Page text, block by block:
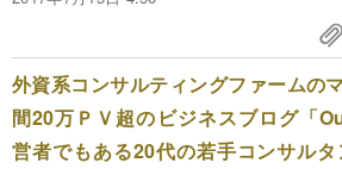
外資系コンサルティングファームの
間20万ＰＶ超のビジネスブログ「
営者でもある20代の若手コンサル